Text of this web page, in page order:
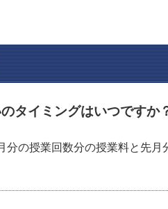
タイミングはいつですか
分の授業回数分の授業料と先